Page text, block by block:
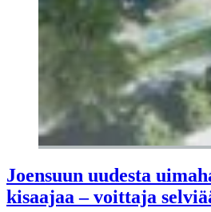
Joensuun uudesta
kisaajaa – voittaja